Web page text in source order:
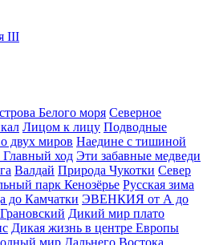
III
Белого моря Северное
Лицом к лицу Подводные
двух миров Наедине с тишиной
ход Эти забавные медведи
Валдай Природа Чукотки Север
парк Кенозёрье Русская зима
до Камчатки ЭВЕНКИЯ от А до
Грановский Дикий мир плато
Дикая жизнь в центре Европы